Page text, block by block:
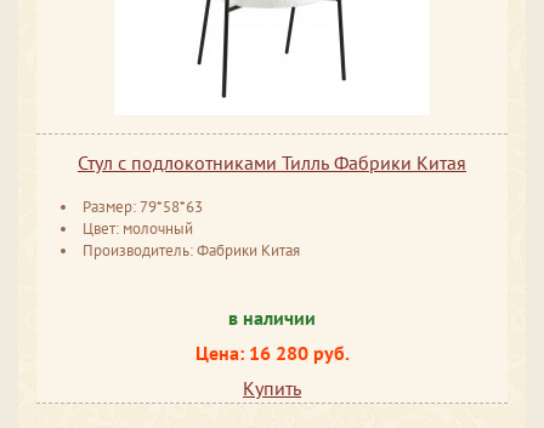
Стул с подлокотниками Тилль Фабрики Китая
Размер: 79*58*63
Цвет: молочный
Производитель: Фабрики Китая
в наличии
Цена: 16 280 руб.
Купить